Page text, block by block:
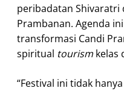
peribadatan Shivaratri
Prambanan. Agenda
transformasi Candi
spiritual tourism kelas
“Festival ini tidak